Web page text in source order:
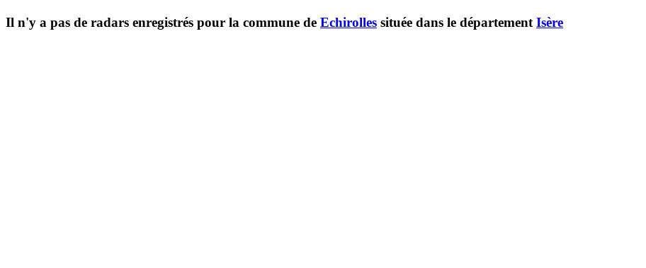
Il n'y a pas de radars enregistrés pour la commune de Echirolles située dans le département Isère